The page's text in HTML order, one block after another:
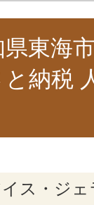
県東海
納税
ス・ジェ